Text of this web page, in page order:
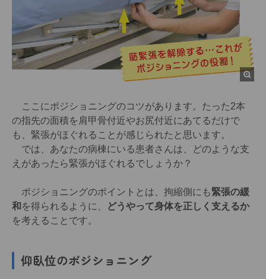
ここにポジショニングのコツがあります。たった2本
の指先の面積を肩甲骨付近やお尻付近にあてるだけで
も、緊張がほぐれることが感じられたと思います。
では、あなたの病棟にいる患者さんは、どのような支
えがあったら緊張がほぐれるでしょうか？
ポジショニングのポイントとは、拘縮側にも緊張の緩
和 を得られるように、
どうやって身体を正しく支えるか
を考えることです。
仰臥位のポジショニング